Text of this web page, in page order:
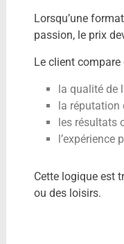
Lorsqu’une
passion, le prix
Le client compare
la qualité de
la réputation
les résultats
l’expérience
Cette logique est
ou des loisirs.